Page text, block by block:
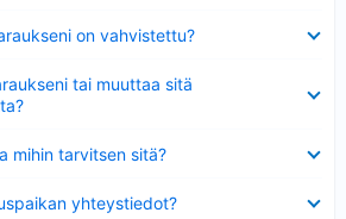
on vahvistettu?
tai muuttaa sitä
mihin tarvitsen sitä?
yhteystiedot?